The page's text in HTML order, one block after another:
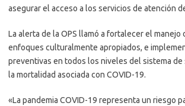
asegurar el acceso a los servicios de atención
La alerta de la OPS llamó a fortalecer el manejo
enfoques culturalmente apropiados, e
preventivas en todos los niveles del sistema de
la mortalidad asociada con COVID-19.
«La pandemia COVID-19 representa un riesgo